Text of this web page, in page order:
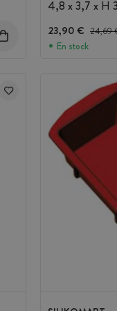
4,8 x 3,7 x H
23,90 € Precio
24,69
En stock